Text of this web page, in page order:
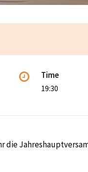
Time
19:30
die